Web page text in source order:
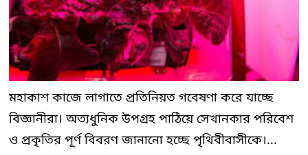
মহাকাশ কাজে লাগাতে প্রতিনিয়ত গবেষণা করে যাচ্ছে
বিজ্ঞানীরা। অত্যধুনিক উপগ্রহ পাঠিয়ে সেখানকার পরিবেশ
ও প্রকৃতির পূর্ণ বিবরণ জানানো হচ্ছে পৃথিবীবাসীকে।...